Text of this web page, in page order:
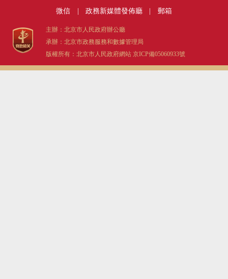
微信 政務新媒體發佈廳 郵箱
主辦：北京市人民政府辦公廳
承辦：北京市政務服務和數據管理局
版權所有：北京市人民政府網站 京ICP備05060933號